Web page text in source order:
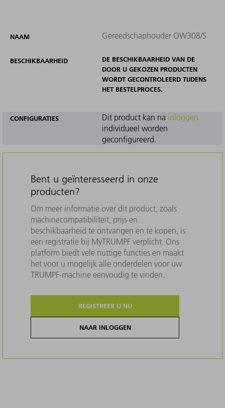
NAAM Gereedschaphouder OW308/S
BESCHIKBAARHEID
DE BESCHIKBAARHEID VAN DE
DOOR U GEKOZEN PRODUCTEN
WORDT GECONTROLEERD TIJDENS
HET BESTELPROCES.
CONFIGURATIES Dit product kan na inloggen
individueel worden
geconfigureerd.
Bent u geïnteresseerd in onze
producten?
Om meer informatie over dit product, zoals
machinecompatibiliteit, prijs en
beschikbaarheid te ontvangen en te kopen, is
een registratie bij MyTRUMPF verplicht. Ons
platform biedt vele nuttige functies en maakt
het voor u mogelijk alle onderdelen voor uw
TRUMPF-machine eenvoudig te vinden.
REGISTREER U NU
NAAR INLOGGEN